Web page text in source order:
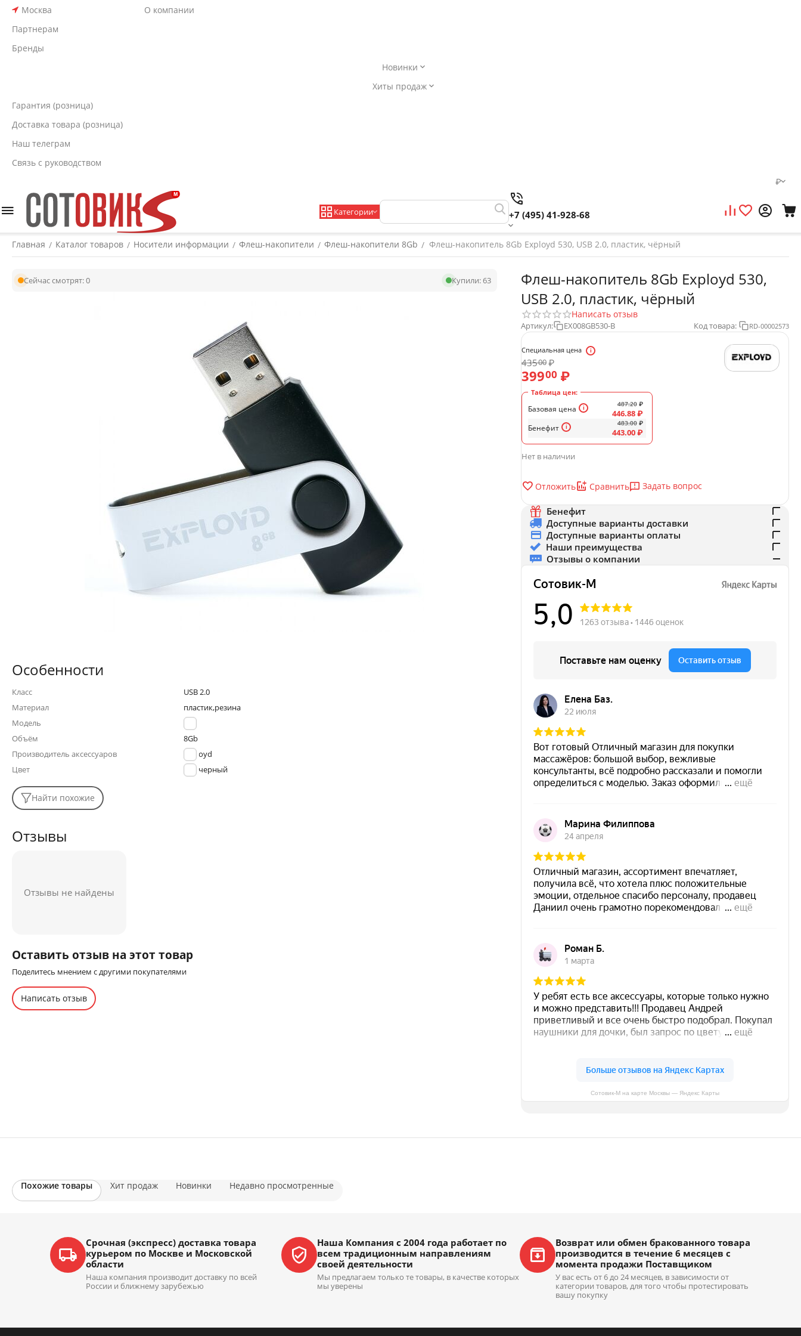
Москва
О компании
Партнерам
Бренды
Новинки
Хиты продаж
Гарантия (розница)
Доставка товара (розница)
Наш телеграм
Связь с руководством
₽
Категории +7 (495) 41-928-68
Главная / Каталог товаров / Носители информации / Флеш-накопители / Флеш-накопители 8Gb / Флеш-накопитель 8Gb Exployd 530, USB 2.0, пластик, чёрный
Сейчас смотрят:0 Купили:63
Флеш-накопитель 8Gb Exployd 530,
USB 2.0, пластик, чёрный
Написать отзыв
Артикул: EX008GB530-B Код товара: RD-00002573
Специальная цена
43500₽
39900 ₽
Таблица цен:
Базовая цена
Бенефит
487.20 ₽
446.88₽
483.00 ₽
443.00₽
Нет в наличии
Отложить Сравнить Задать вопрос
Бенефит
Доступные варианты доставки
Доступные варианты оплаты
Наши преимущества
Отзывы о компании
Сотовик-М на карте Москвы — Яндекс Карты
Особенности
Класс
USB 2.0
Материал
пластик,резина
Модель
530
Объём
8Gb
Производитель аксессуаров
Exployd
Цвет
черный
Найти похожие
Отзывы
Отзывы не найдены
Оставить отзыв на этот товар
Поделитесь мнением с другими покупателями
Написать отзыв
Похожие товары Хит продаж Новинки Недавно просмотренные
Срочная (экспресс) доставка товара
курьером по Москве и Московской
области
Наша компания производит доставку по всей
России и ближнему зарубежью
Наша Компания с 2004 года работает по
всем традиционным направлениям
своей деятельности
Мы предлагаем только те товары, в качестве которых
мы уверены
Возврат или обмен бракованного товара
производится в течение 6 месяцев с
момента продажи Поставщиком
У вас есть от 6 до 24 месяцев, в зависимости от
категории товаров, для того чтобы протестировать
вашу покупку